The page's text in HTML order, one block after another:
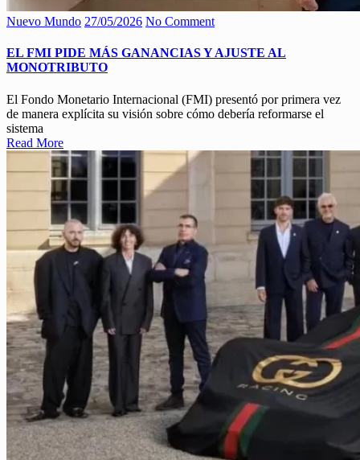
Nuevo Mundo 27/05/2026 No Comment
EL FMI PIDE MÁS GANANCIAS Y AJUSTE AL
MONOTRIBUTO
El Fondo Monetario Internacional (FMI) presentó por primera vez
de manera explícita su visión sobre cómo debería reformarse el
sistema
Read More